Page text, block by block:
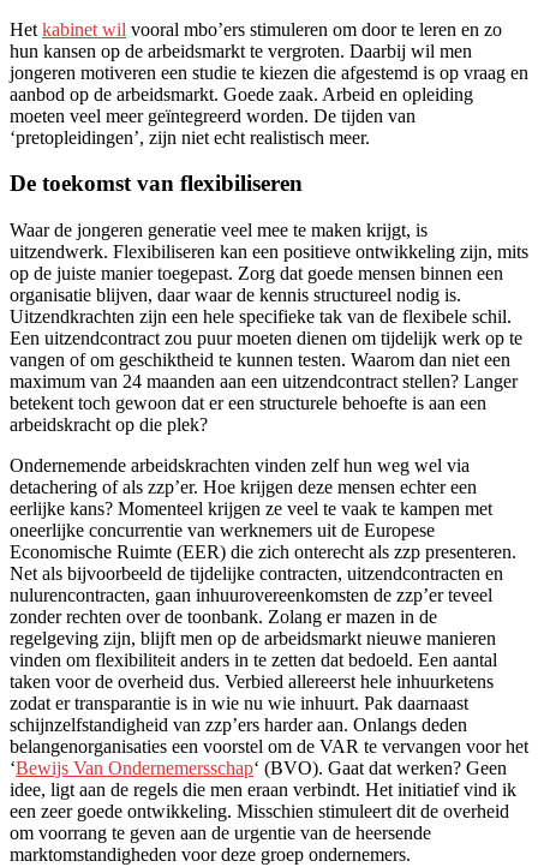
Het kabinet wil vooral mbo’ers stimuleren om door te leren en zo
hun kansen op de arbeidsmarkt te vergroten. Daarbij wil men
jongeren motiveren een studie te kiezen die afgestemd is op vraag en
aanbod op de arbeidsmarkt. Goede zaak. Arbeid en opleiding
moeten veel meer geïntegreerd worden. De tijden van
‘pretopleidingen’, zijn niet echt realistisch meer.
De toekomst van flexibiliseren
Waar de jongeren generatie veel mee te maken krijgt, is
uitzendwerk. Flexibiliseren kan een positieve ontwikkeling zijn, mits
op de juiste manier toegepast. Zorg dat goede mensen binnen een
organisatie blijven, daar waar de kennis structureel nodig is.
Uitzendkrachten zijn een hele specifieke tak van de flexibele schil.
Een uitzendcontract zou puur moeten dienen om tijdelijk werk op te
vangen of om geschiktheid te kunnen testen. Waarom dan niet een
maximum van 24 maanden aan een uitzendcontract stellen? Langer
betekent toch gewoon dat er een structurele behoefte is aan een
arbeidskracht op die plek?
Ondernemende arbeidskrachten vinden zelf hun weg wel via
detachering of als zzp’er. Hoe krijgen deze mensen echter een
eerlijke kans? Momenteel krijgen ze veel te vaak te kampen met
oneerlijke concurrentie van werknemers uit de Europese
Economische Ruimte (EER) die zich onterecht als zzp presenteren.
Net als bijvoorbeeld de tijdelijke contracten, uitzendcontracten en
nulurencontracten, gaan inhuurovereenkomsten de zzp’er teveel
zonder rechten over de toonbank. Zolang er mazen in de
regelgeving zijn, blijft men op de arbeidsmarkt nieuwe manieren
vinden om flexibiliteit anders in te zetten dat bedoeld. Een aantal
taken voor de overheid dus. Verbied allereerst hele inhuurketens
zodat er transparantie is in wie nu wie inhuurt. Pak daarnaast
schijnzelfstandigheid van zzp’ers harder aan. Onlangs deden
belangenorganisaties een voorstel om de VAR te vervangen voor het
‘Bewijs Van Ondernemersschap‘ (BVO). Gaat dat werken? Geen
idee, ligt aan de regels die men eraan verbindt. Het initiatief vind ik
een zeer goede ontwikkeling. Misschien stimuleert dit de overheid
om voorrang te geven aan de urgentie van de heersende
marktomstandigheden voor deze groep ondernemers.